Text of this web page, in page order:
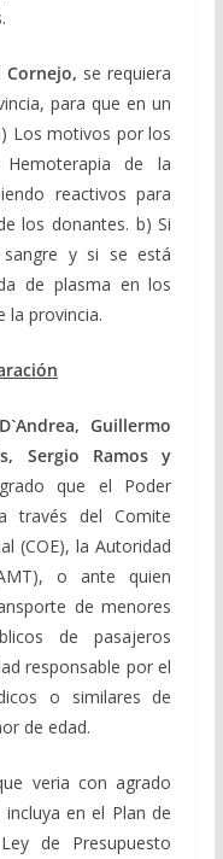
Cornejo, se requiera
para que en un
Los motivos por los
de la
reactivos para
los donantes. b) Si
y si se está
de plasma en los
la provincia.
Guillermo
Sergio Ramos y
que el Poder
través del Comite
(COE), la Autoridad
o ante quien
de menores
de pasajeros
responsable por el
o similares de
de edad.
veria con agrado
en el Plan de
de Presupuesto